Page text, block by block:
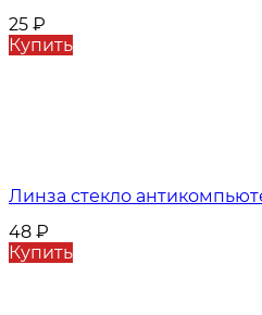
25 ₽
Купить
Линза стекло
48 ₽
Купить